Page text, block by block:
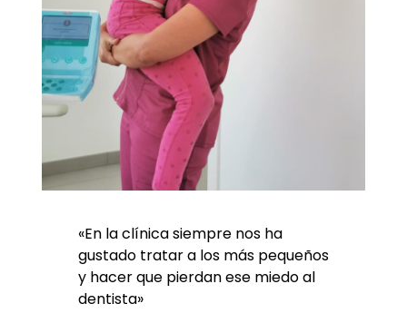
«En la clínica siempre nos ha
gustado tratar a los más pequeños
y hacer que pierdan ese miedo al
dentista»